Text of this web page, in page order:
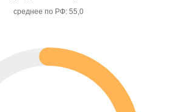
среднее по РФ: 55,0